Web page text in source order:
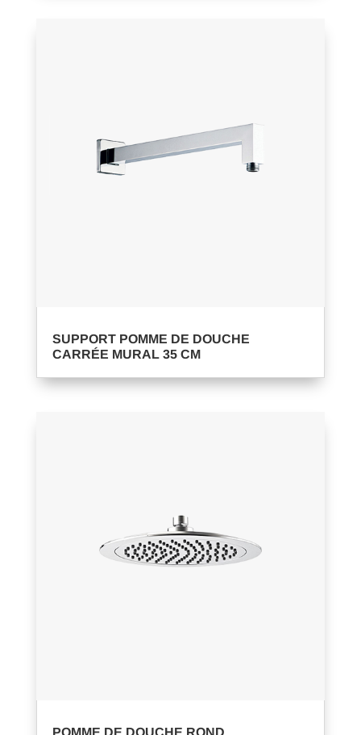
SUPPORT POMME DE DOUCHE
CARRÉE MURAL 35 CM
POMME DE DOUCHE ROND